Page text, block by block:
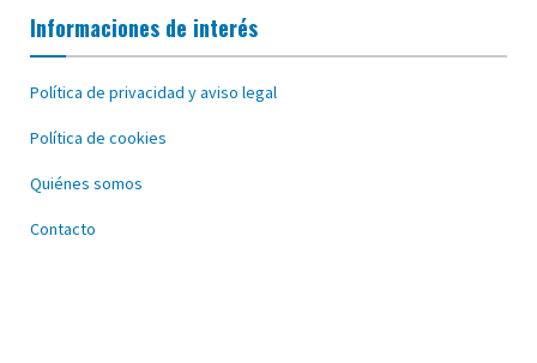
Informaciones de interés
Política de privacidad y aviso legal
Política de cookies
Quiénes somos
Contacto